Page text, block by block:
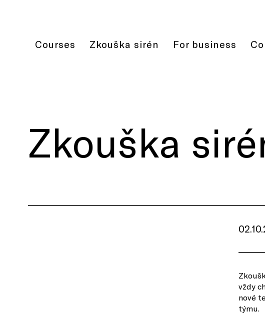
Courses Zkouška sirén For business
Zkouška
vždy
nové
týmu.